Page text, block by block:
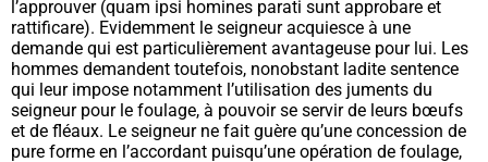
l’approuver (quam ipsi homines parati sunt approbare et
rattificare). Evidemment le seigneur acquiesce à une
demande qui est particulièrement avantageuse pour lui. Les
hommes demandent toutefois, nonobstant ladite sentence
qui leur impose notamment l’utilisation des juments du
seigneur pour le foulage, à pouvoir se servir de leurs bœufs
et de fléaux. Le seigneur ne fait guère qu’une concession de
pure forme en l’accordant puisqu’une opération de foulage,